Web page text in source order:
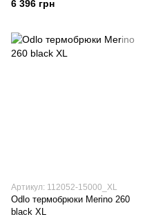
6 396 грн
Артикул: 112052-15000_XL
Odlo термобрюки Merino 260
black XL